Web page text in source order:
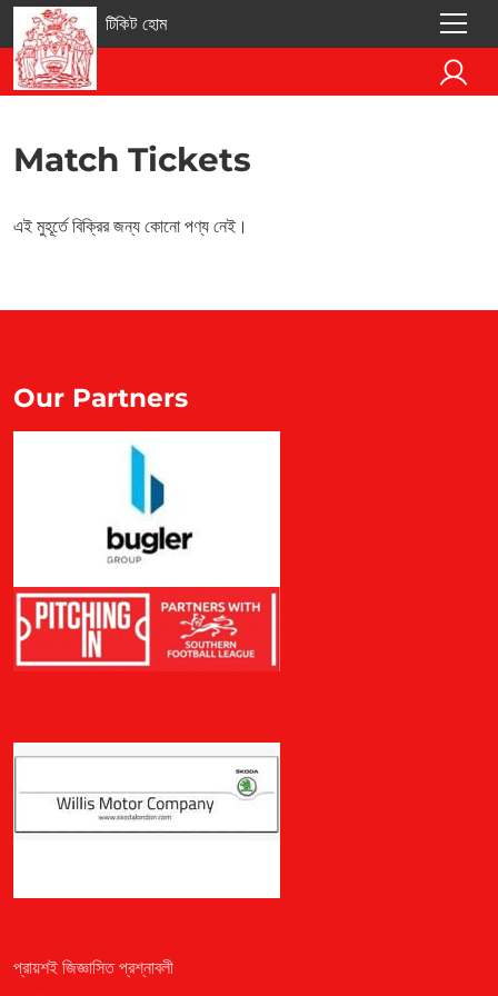
টিকিট হোম
Match Tickets
এই মুহূর্তে বিক্রির জন্য কোনো পণ্য নেই।
প্রায়শই জিজ্ঞাসিত প্রশ্নাবলী
Our Partners